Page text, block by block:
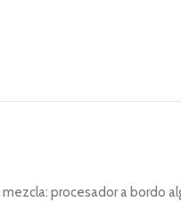
procesador a bordo